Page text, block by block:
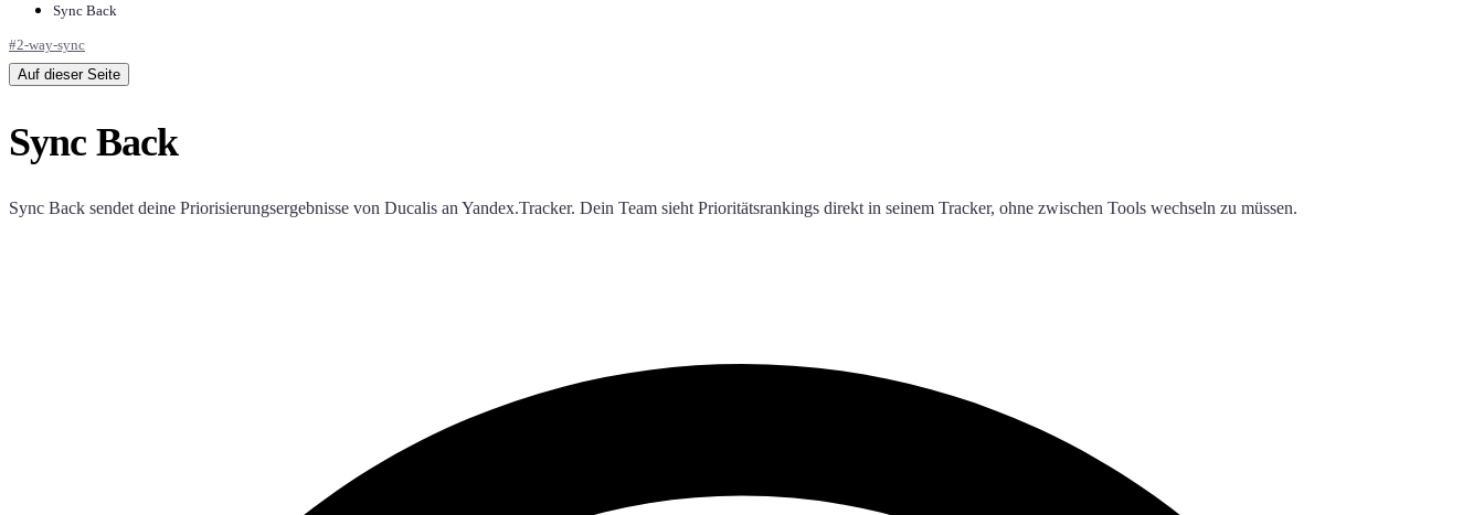
Sync Back
#2-way-sync
Auf dieser Seite
Sync Back
Sync Back sendet deine Priorisierungsergebnisse von Ducalis an Yandex.Tracker. Dein Team sieht Prioritätsrankings direkt in seinem Tracker, ohne zwischen Tools wechseln zu müssen.